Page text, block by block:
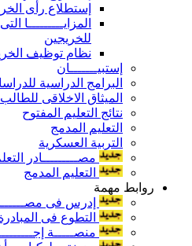
إستطلاع رأى
المزايـــــــــا
للخريجين
نظام توظيف
إستبيـــــــان
البرامج الدراسية
الميثاق الاخلاقى للطالب
نتائج التعليم المفتوح
التعليم المدمج
التربية العسكرية
مصـــــــــادر
التعليم المدمج
روابط مهمة
إدرس فى
التطوع فى
منصـــــة